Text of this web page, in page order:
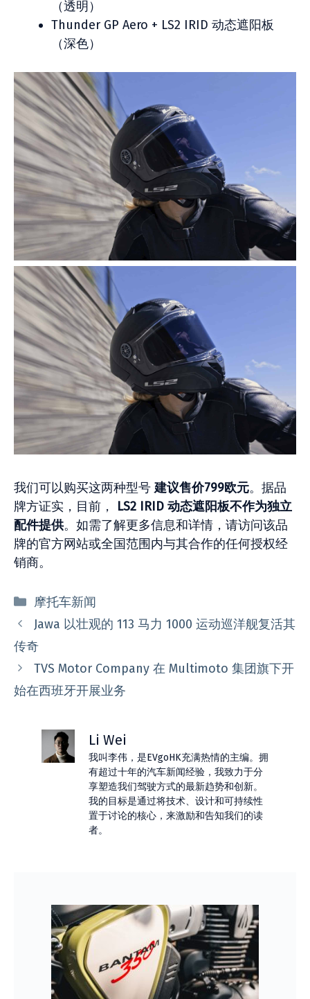
（透明）
Thunder GP Aero + LS2 IRID 动态遮阳板
（深色）
我们可以购买这两种型号 建议售价799欧元。据品
牌方证实，目前， LS2 IRID 动态遮阳板不作为独立
配件提供。如需了解更多信息和详情，请访问该品
牌的官方网站或全国范围内与其合作的任何授权经
销商。
分
类
摩托车新闻
Jawa 以壮观的 113 马力 1000 运动巡洋舰复活其
传奇
TVS Motor Company 在 Multimoto 集团旗下开
始在西班牙开展业务
Li Wei
我叫李伟，是EVgoHK充满热情的主编。拥
有超过十年的汽车新闻经验，我致力于分
享塑造我们驾驶方式的最新趋势和创新。
我的目标是通过将技术、设计和可持续性
置于讨论的核心，来激励和告知我们的读
者。